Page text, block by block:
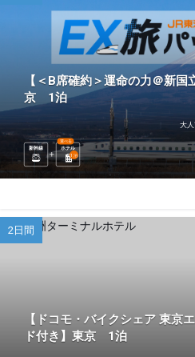
【＜B席確約＞運命の力＠新
京 1泊
新幹線 ホテル
選べる
1 泊
大
2日間
【ドコモ・バイクシェア 東京
ド付き】東京 1泊